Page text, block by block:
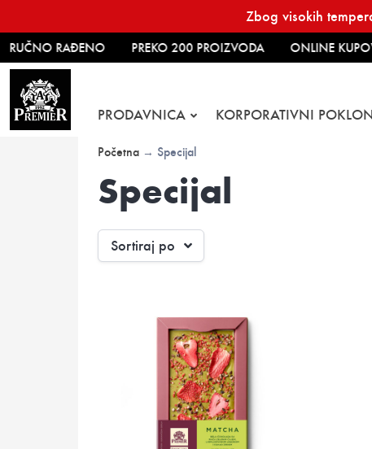
to
content
Zbog visokih
RAĐENO PREKO 200 PROIZVODA ONLINE
PRODAVNICA KORPORATIVNI
Početna → Specijal
Specijal
Sortiraj po